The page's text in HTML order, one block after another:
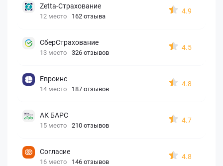
Zetta-Страхование
12 место 162 отзыва
4.9
СберСтрахование
13 место 326 отзывов
4.5
Евроинс
14 место 187 отзывов
4.8
АК БАРС
15 место 210 отзывов
4.7
Согласие
16 место 146 отзывов
4.8